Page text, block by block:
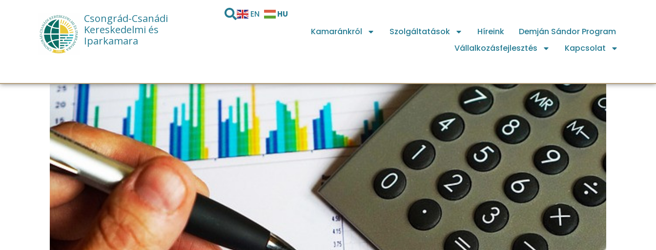
Csongrád-Csanádi
Kereskedelmi és
Iparkamara
EN HU
Kamaránkról Szolgáltatások Híreink
Demján Sándor Program
Vállalkozásfejlesztés
Kapcsolat